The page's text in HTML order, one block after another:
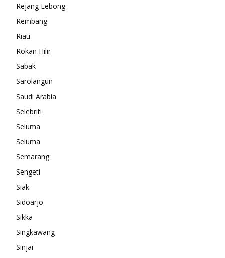
Rejang Lebong
Rembang
Riau
Rokan Hilir
Sabak
Sarolangun
Saudi Arabia
Selebriti
Seluma
Seluma
Semarang
Sengeti
Siak
Sidoarjo
Sikka
Singkawang
Sinjai